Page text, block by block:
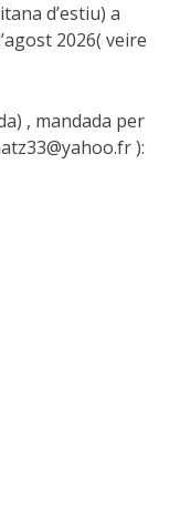
d’estiu) a
2026( veire
, mandada per
):